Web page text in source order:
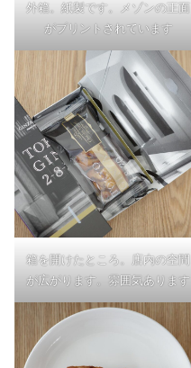
外箱。紙製です。メゾンの正面
がプリントされています
箱を開けたところ。店内の空間
が広がります。雰囲気あります